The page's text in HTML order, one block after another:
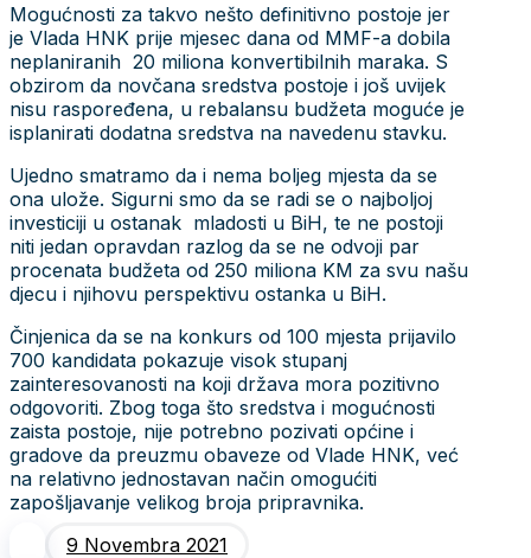
Mogućnosti za takvo nešto definitivno postoje jer
je Vlada HNK prije mjesec dana od MMF-a dobila
neplaniranih 20 miliona konvertibilnih maraka. S
obzirom da novčana sredstva postoje i još uvijek
nisu raspoređena, u rebalansu budžeta moguće je
isplanirati dodatna sredstva na navedenu stavku.
Ujedno smatramo da i nema boljeg mjesta da se
ona ulože. Sigurni smo da se radi se o najboljoj
investiciji u ostanak mladosti u BiH, te ne postoji
niti jedan opravdan razlog da se ne odvoji par
procenata budžeta od 250 miliona KM za svu našu
djecu i njihovu perspektivu ostanka u BiH.
Činjenica da se na konkurs od 100 mjesta prijavilo
700 kandidata pokazuje visok stupanj
zainteresovanosti na koji država mora pozitivno
odgovoriti. Zbog toga što sredstva i mogućnosti
zaista postoje, nije potrebno pozivati općine i
gradove da preuzmu obaveze od Vlade HNK, već
na relativno jednostavan način omogućiti
zapošljavanje velikog broja pripravnika.
9 Novembra 2021